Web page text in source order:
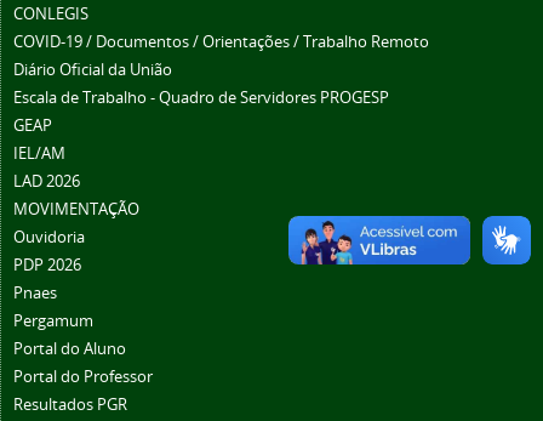
CONLEGIS
COVID-19 / Documentos / Orientações / Trabalho Remoto
Diário Oficial da União
Escala de Trabalho - Quadro de Servidores PROGESP
GEAP
IEL/AM
LAD 2026
MOVIMENTAÇÃO
Ouvidoria
PDP 2026
Pnaes
Pergamum
Portal do Aluno
Portal do Professor
Resultados PGR